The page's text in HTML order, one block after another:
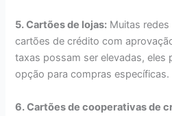
5. Cartões de lojas: Muitas
cartões de crédito com
taxas possam ser elevadas, eles
opção para compras específicas.
6. Cartões de cooperativas de